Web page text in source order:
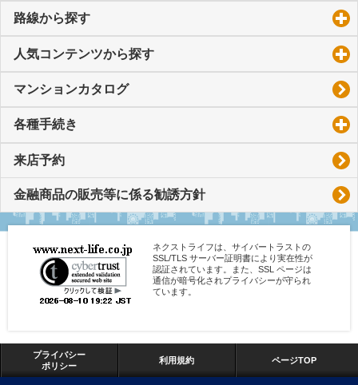
路線から探す
人気コンテンツから探す
マンションカタログ
各種手続き
来店予約
金融商品の販売等に係る勧誘方針
ネクストライフは、サイバートラストの
SSL/TLS サーバー証明書により実在性が
認証されています。また、SSL ページは
通信が暗号化されプライバシーが守られ
ています。
プライバシー
ポリシー
利用規約 ページTOP